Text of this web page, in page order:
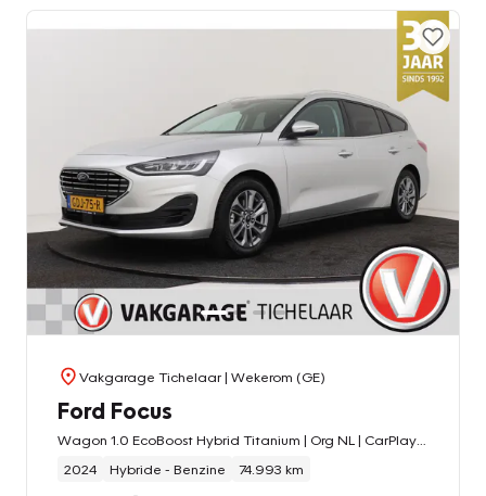
Vakgarage Tichelaar| Wekerom (GE)
Ford Focus
2024
Hybride - Benzine 74.993 km